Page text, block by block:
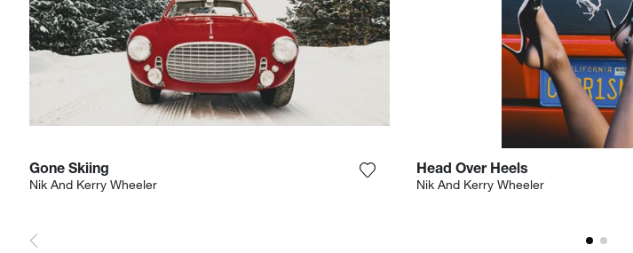
Gone Skiing
Nik And Kerry Wheeler Voeg het product toe aan mijn verlanglijst
Head Over Heels
Nik And Kerry Wheeler